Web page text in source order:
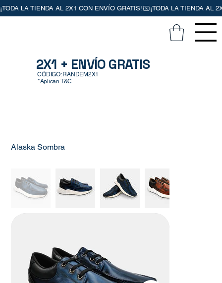
2X1 + ENVÍO GRATIS
CÓDIGO: RANDEM2X1
*Aplican T&C
Alaska Sombra